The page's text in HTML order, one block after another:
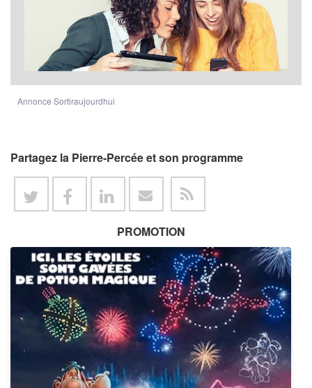
Annonce Sortiraujourdhui
Partagez la Pierre-Percée et son programme
PROMOTION